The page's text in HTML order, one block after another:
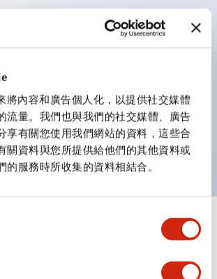
將內容和廣告個人化，以提供社交媒體
流量。我們也與我們的社交媒體、廣告
享有關您使用我們網站的資料，這些合
關資料與您所提供給他們的其他資料或
的服務時所收集的資料相結合。
少，呈現銳利感。
式
保護結構IP65
開關、帶鎖選擇開關最多3c接點。
與金屬色兩種。
亮且清晰的照明面
顯示全部 +